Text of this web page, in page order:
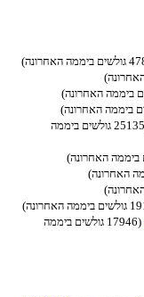
(25135 גולשים ביממה
(17946 גולשים ביממה